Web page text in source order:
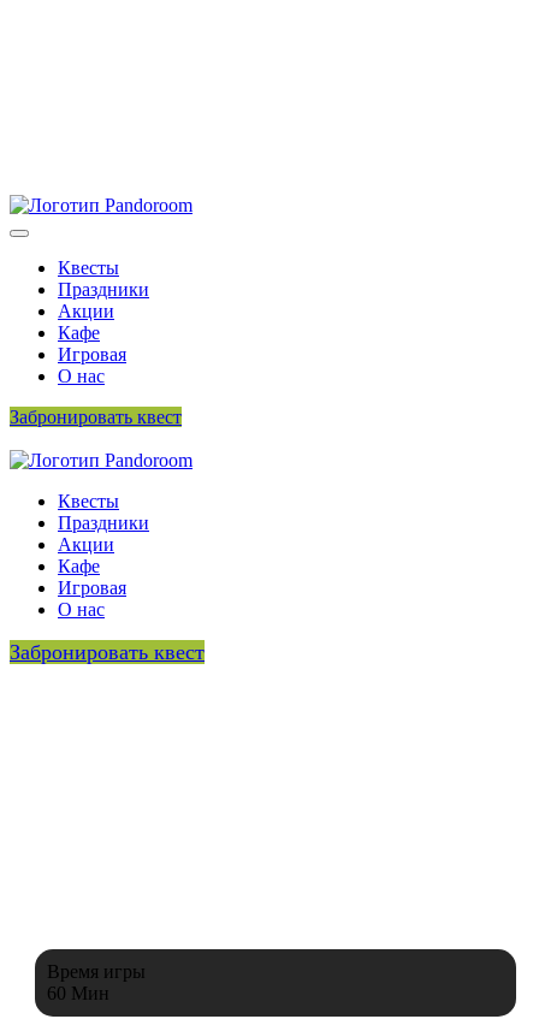
Квесты
Праздники
Акции
Кафе
Игровая
О нас
Забронировать квест
Квесты
Праздники
Акции
Кафе
Игровая
О нас
Забронировать квест
Время игры
60 Мин